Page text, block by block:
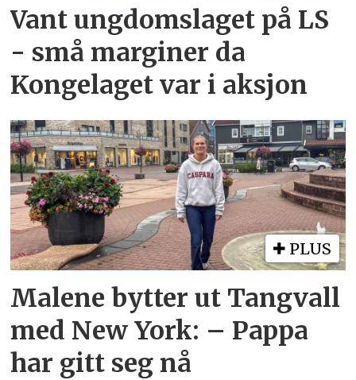
Vant ungdomslaget på LS
- små marginer da
Kongelaget var i aksjon
PLUS
Malene bytter ut Tangvall
med New York: – Pappa
har gitt seg nå